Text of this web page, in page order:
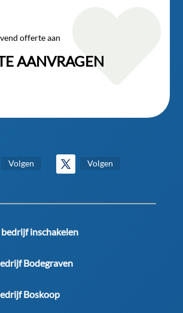
offerte aan
AANVRAGEN

Volgen Volgen
inschakelen
Bodegraven
Boskoop